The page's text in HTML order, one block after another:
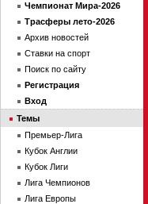
Чемпионат Мира-2026
Трасферы лето-2026
Архив новостей
Ставки на спорт
Поиск по сайту
Регистрация
Вход
Темы
Премьер-Лига
Кубок Англии
Кубок Лиги
Лига Чемпионов
Лига Европы